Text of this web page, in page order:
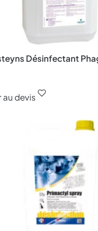
Désinfectant
au devis